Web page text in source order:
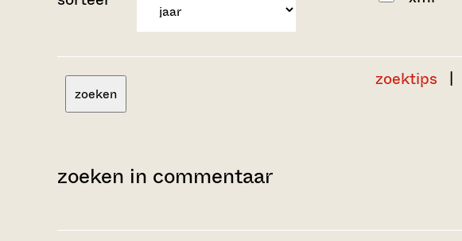
zoeken
zoektips |
zoeken in commentaar